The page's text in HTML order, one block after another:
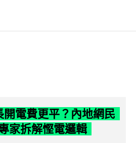
電費更平？內地網民
家拆解慳電邏輯